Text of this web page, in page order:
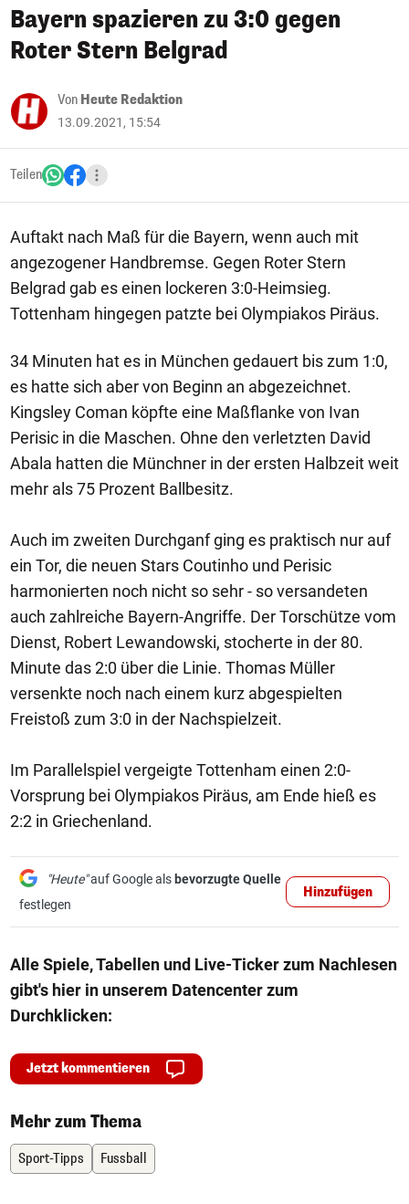
Bayern spazieren zu 3:0 gegen
Roter Stern Belgrad
Von Heute Redaktion
13.09.2021, 15:54
Teilen
Auftakt nach Maß für die Bayern, wenn auch mit
angezogener Handbremse. Gegen Roter Stern
Belgrad gab es einen lockeren 3:0-Heimsieg.
Tottenham hingegen patzte bei Olympiakos Piräus.
34 Minuten hat es in München gedauert bis zum 1:0,
es hatte sich aber von Beginn an abgezeichnet.
Kingsley Coman köpfte eine Maßflanke von Ivan
Perisic in die Maschen. Ohne den verletzten David
Abala hatten die Münchner in der ersten Halbzeit weit
mehr als 75 Prozent Ballbesitz.
Auch im zweiten Durchganf ging es praktisch nur auf
ein Tor, die neuen Stars Coutinho und Perisic
harmonierten noch nicht so sehr - so versandeten
auch zahlreiche Bayern-Angriffe. Der Torschütze vom
Dienst, Robert Lewandowski, stocherte in der 80.
Minute das 2:0 über die Linie. Thomas Müller
versenkte noch nach einem kurz abgespielten
Freistoß zum 3:0 in der Nachspielzeit.
Im Parallelspiel vergeigte Tottenham einen 2:0-
Vorsprung bei Olympiakos Piräus, am Ende hieß es
2:2 in Griechenland.
"Heute"auf Google als bevorzugte Quelle
festlegen
Hinzufügen
Alle Spiele, Tabellen und Live-Ticker zum Nachlesen
gibt's hier in unserem Datencenter zum
Durchklicken:
Jetzt kommentieren
Mehr zum Thema
Sport-Tipps Fussball